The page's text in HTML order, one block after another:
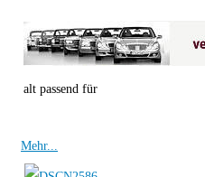
alt passend für
Mehr...